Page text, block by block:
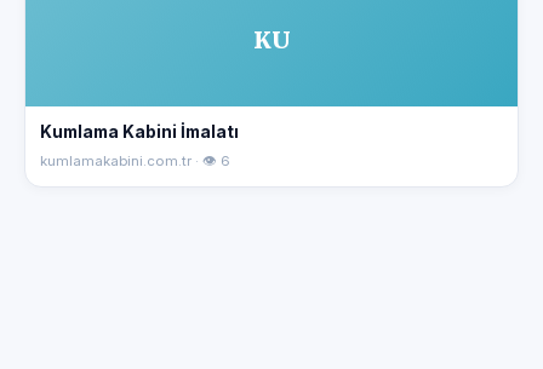
KU
Kumlama Kabini İmalatı
kumlamakabini.com.tr · 👁 6